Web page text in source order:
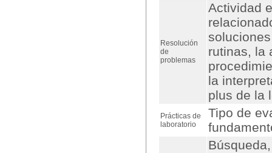
Resolución
de
problemas
Actividad
rutinas, la
la
plus de la
Prácticas de
laboratorio
Tipo de